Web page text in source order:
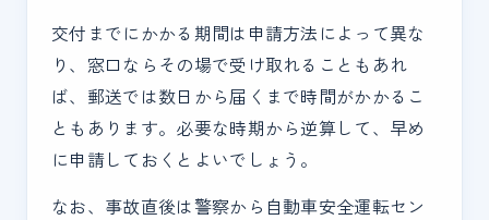
交付までにかかる期間は申請方法によって異な
り、窓口ならその場で受け取れることもあれ
ば、郵送では数日から届くまで時間がかかるこ
ともあります。必要な時期から逆算して、早め
に申請しておくとよいでしょう。
なお、事故直後は警察から自動車安全運転セン